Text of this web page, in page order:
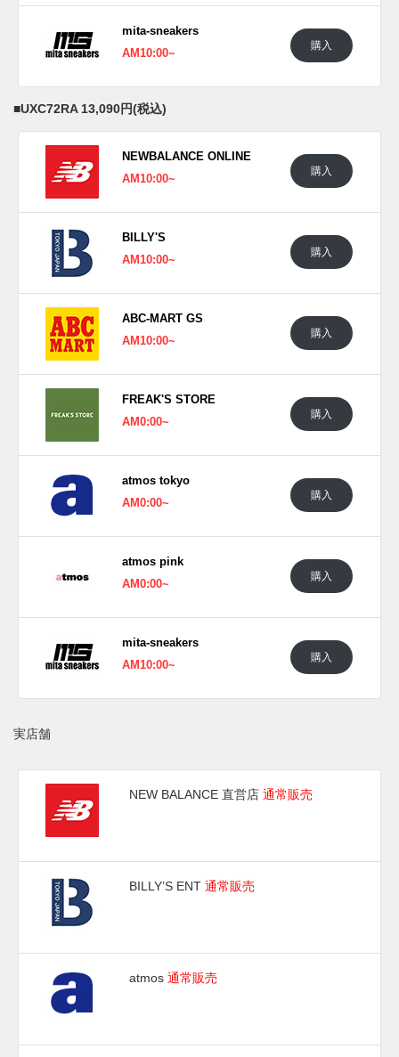
mita-sneakers
AM10:00~
購入
■UXC72RA 13,090円(税込)
NEWBALANCE ONLINE
AM10:00~
購入
BILLY'S
AM10:00~
購入
ABC-MART GS
AM10:00~
購入
FREAK'S STORE
AM0:00~
購入
atmos tokyo
AM0:00~
購入
atmos pink
AM0:00~
購入
mita-sneakers
AM10:00~
購入
実店舗
NEW BALANCE 直営店 通常販売
BILLY’S ENT 通常販売
atmos 通常販売